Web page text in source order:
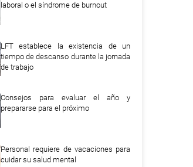
laboral o el síndrome de burnout
LFT establece la existencia de un
tiempo de descanso durante la jornada
de trabajo
Consejos para evaluar el año y
prepararse para el próximo
Personal requiere de vacaciones para
cuidar su salud mental